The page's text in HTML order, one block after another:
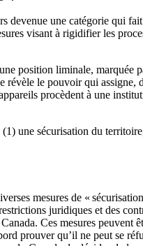
devenue une catégorie qui
visant à rigidifier les
position liminale, marquée
le pouvoir qui assigne,
procèdent à une
une sécurisation du
mesures de «
juridiques et des
Ces mesures peuvent
prouver qu’il ne peut se